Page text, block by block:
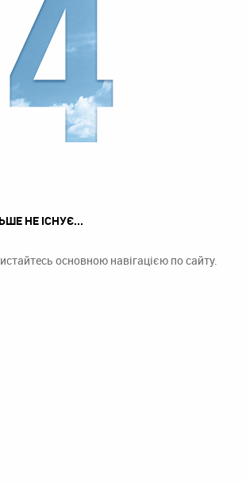
НЕ ІСНУЄ...
основною навігацією по сайту.